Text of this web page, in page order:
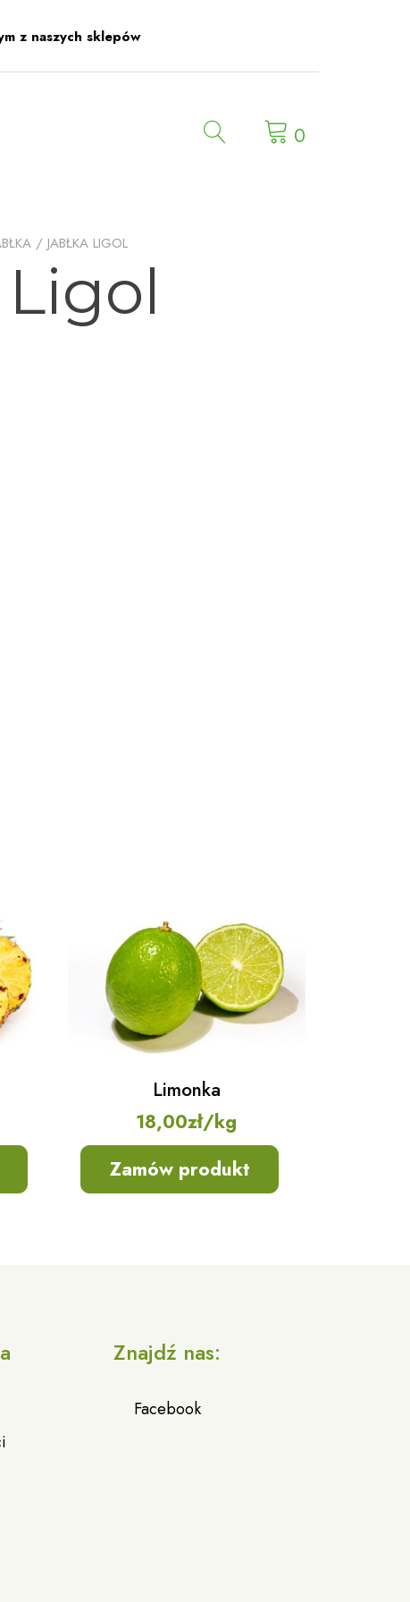
z naszych sklepów
0
/ JABŁKA LIGOL
Limonka
18,00zł/kg
Zamów produkt
Znajdź nas:
Facebook